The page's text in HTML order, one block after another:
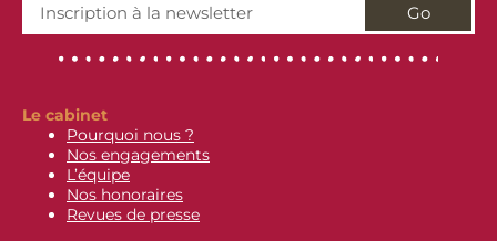
Go
Le cabinet
Pourquoi nous ?
Nos engagements
L’équipe
Nos honoraires
Revues de presse